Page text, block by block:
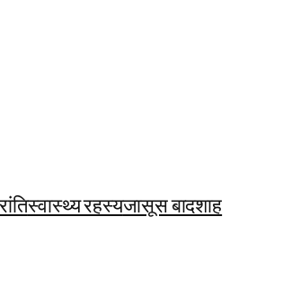
स्वास्थ्य रहस्यजासूस बादशाह